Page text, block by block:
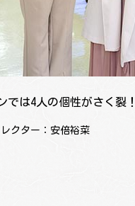
は4人の個性がさく裂
クター：安倍裕菜